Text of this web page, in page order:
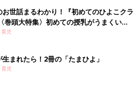
お世話まるわかり！『初めてのひよこクラ
巻頭大特集〉初めての授乳がうまくい
い・ミルクの基本と夏のトラブル 解決テ
育児
まれたら！2冊の「たまひよ」
育児